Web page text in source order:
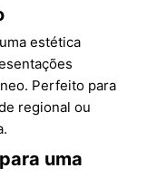
estética
Perfeito para
regional ou
uma